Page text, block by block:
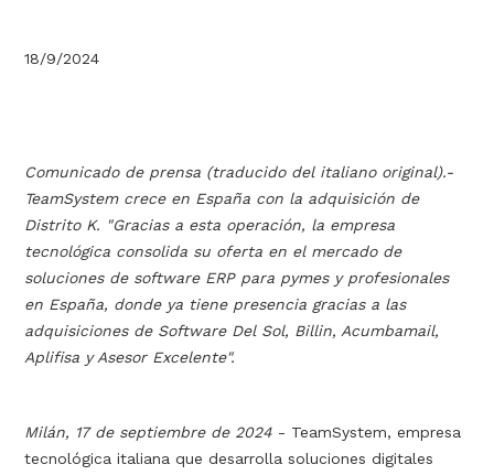
18/9/2024
Comunicado de prensa (traducido del italiano original).-
TeamSystem crece en España con la adquisición de
Distrito K. "Gracias a esta operación, la empresa
tecnológica consolida su oferta en el mercado de
soluciones de software ERP para pymes y profesionales
en España, donde ya tiene presencia gracias a las
adquisiciones de Software Del Sol, Billin, Acumbamail,
Aplifisa y Asesor Excelente".
Milán, 17 de septiembre de 2024 - TeamSystem, empresa
tecnológica italiana que desarrolla soluciones digitales